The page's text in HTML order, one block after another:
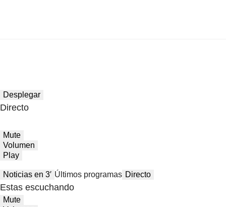
Desplegar
Directo
Mute
Volumen
Play
Noticias en 3′ Últimos programas Directo
Estas escuchando
Mute